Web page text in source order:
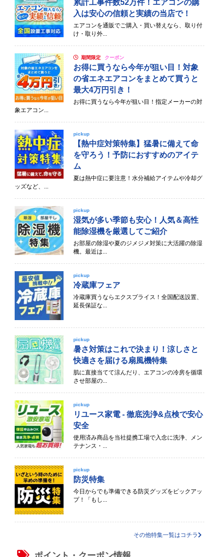
累計工事件数52万件！エアコンの購
入は安心の信頼と実績の当店で！
エアコンを通販でご購入・買い替えなら、取り付
け・取り外...
期間限定 クーポン
お得に買うなら今年が狙い目！対象
の省エネエアコンをまとめて買うと
最大4万円引き！
お得に買うなら今年が狙い目！指定メーカーの対
象エアコン...
pickup
【熱中症対策特集】猛暑に備えて命
を守ろう！予防におすすめのアイテ
ム
夏は熱中症に要注意！水分補給アイテムや冷却グ
ッズなど、...
pickup
湿気が多い季節も安心！人気＆高性
能除湿機を厳選してご紹介
お部屋の除湿や夏のジメジメ対策に大活躍の除湿
機。最近は...
pickup
冷蔵庫フェア
冷蔵庫買うならエクスプライス！全国配送設置、
延長保証な...
pickup
暑さ対策はこれで決まり！涼しさと
快適さを届ける扇風機特集
肌に直接当てて涼んだり、エアコンの冷房を循環
させ部屋の...
pickup
リユース家電 - 徹底洗浄&点検で安心
安全
使用済み商品を当社提携工場で入念に洗浄、メン
テナンス・...
pickup
防災特集
今日からでも準備できる防災グッズをピックアッ
プ！「もし...
その他特集一覧はコチラ